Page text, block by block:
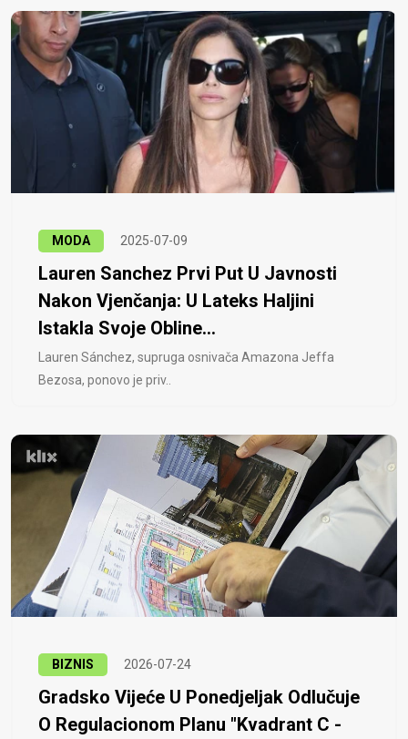
MODA 2025-07-09
Lauren Sanchez Prvi Put U Javnosti
Nakon Vjenčanja: U Lateks Haljini
Istakla Svoje Obline...
Lauren Sánchez, supruga osnivača Amazona Jeffa
Bezosa, ponovo je priv..
BIZNIS 2026-07-24
Gradsko Vijeće U Ponedjeljak Odlučuje
O Regulacionom Planu "Kvadrant C -